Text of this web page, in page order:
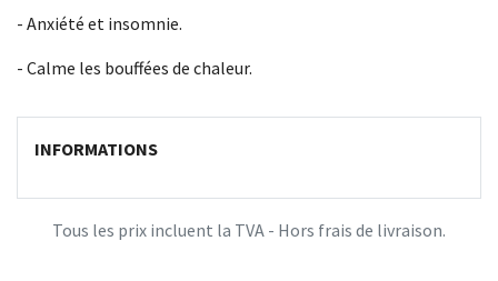
- Anxiété et insomnie.
- Calme les bouffées de chaleur.
INFORMATIONS
Tous les prix incluent la TVA - Hors frais de livraison.